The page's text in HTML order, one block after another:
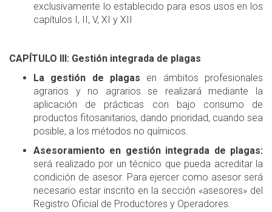
exclusivamente lo establecido para esos usos en los
capítulos I, II, V, XI y XII
CAPÍTULO III: Gestión integrada de plagas
La gestión de plagas en ámbitos profesionales
agrarios y no agrarios se realizará mediante la
aplicación de prácticas con bajo consumo de
productos fitosanitarios, dando prioridad, cuando sea
posible, a los métodos no químicos.
Asesoramiento en gestión integrada de plagas:
será realizado por un técnico que pueda acreditar la
condición de asesor. Para ejercer como asesor será
necesario estar inscrito en la sección «asesores» del
Registro Oficial de Productores y Operadores.